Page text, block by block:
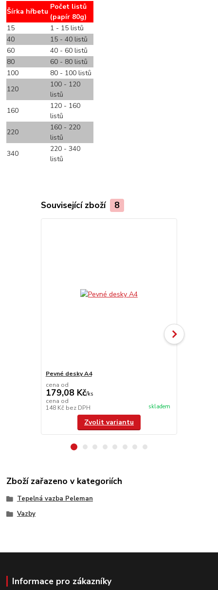
Šírka hřbetu
Počet listů
(papír 80g)
15
1 - 15 listů
40
15 - 40 listů
60
40 - 60 listů
80
60 - 80 listů
100
80 - 100 listů
120
100 - 120
listů
160
120 - 160
listů
220
160 - 220
listů
340
220 - 340
listů
Související zboží 8
Pevné desky A4
cena od
179,08 Kč/ks
cena od
148 Kč bez DPH skladem
Zvolit variantu
Zboží zařazeno v kategoriích
Tepelná vazba Peleman
Vazby
Informace pro zákazníky